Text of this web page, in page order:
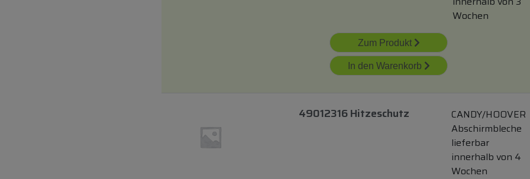
Wochen
Zum Produkt
In den Warenkorb
49012316 Hitzeschutz
CANDY/HOOVER
Abschirmbleche
lieferbar
innerhalb von 4
Wochen